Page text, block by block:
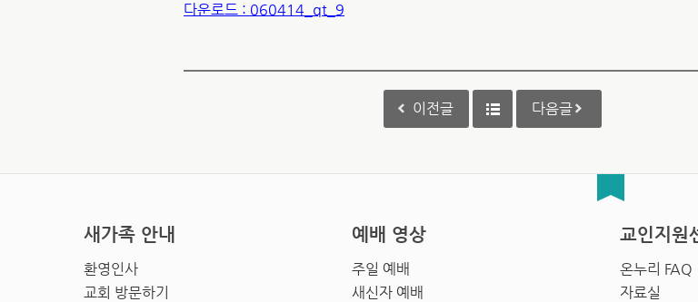
다운로드 : 060414_qt_9
이전글 다음글
새가족 안내
환영인사
교회 방문하기
예배 영상
주일 예배
새신자 예배
교인지원
온누리 FAQ
자료실